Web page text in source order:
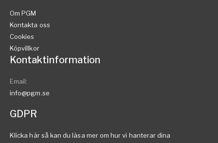
Om PGM
Kontakta oss
Cookies
Köpvillkor
Kontaktinformation
Email:
info@pgm.se
GDPR
Klicka här så kan du läsa mer om hur vi hanterar dina